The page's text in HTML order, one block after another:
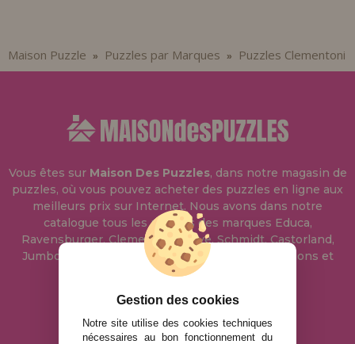
Maison Puzzle » Puzzles par Marques » Puzzles Clementoni
Vous êtes sur Maison Des Puzzles, dans notre magasin de
puzzles, où vous pouvez acheter des puzzles en ligne aux
meilleurs prix sur Internet. Nous avons dans notre
catalogue tous les puzzles des marques Educa,
Ravensburger, Clementoni, Heye, Schmidt, Castorland,
Jumbo, Trefl, Piatnik, Anatolian, Art Puzzle, Gibsons et
bien d'autres.
info@maisondespuzzles.fr
Gestion des cookies
Notre site utilise des cookies techniques
nécessaires au bon fonctionnement du